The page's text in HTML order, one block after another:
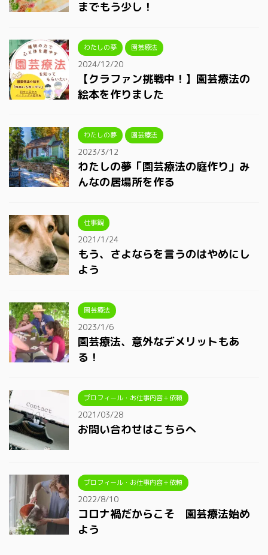
までもう少し！
わたしの夢 園芸療法
2024/12/20
【クラファン挑戦中！】園芸療法の
絵本を作りました
わたしの夢 園芸療法
2023/3/12
わたしの夢「園芸療法の庭作り」み
んなの居場所を作る
仕事観
2021/1/24
もう、さよならを言うのはやめにし
よう
園芸療法
2023/1/6
園芸療法、意外なデメリットもあ
る！
プロフィール・お仕事内容＋依頼
2021/03/28
お問い合わせはこちらへ
プロフィール・お仕事内容＋依頼
2022/8/10
コロナ禍だからこそ 園芸療法始め
よう